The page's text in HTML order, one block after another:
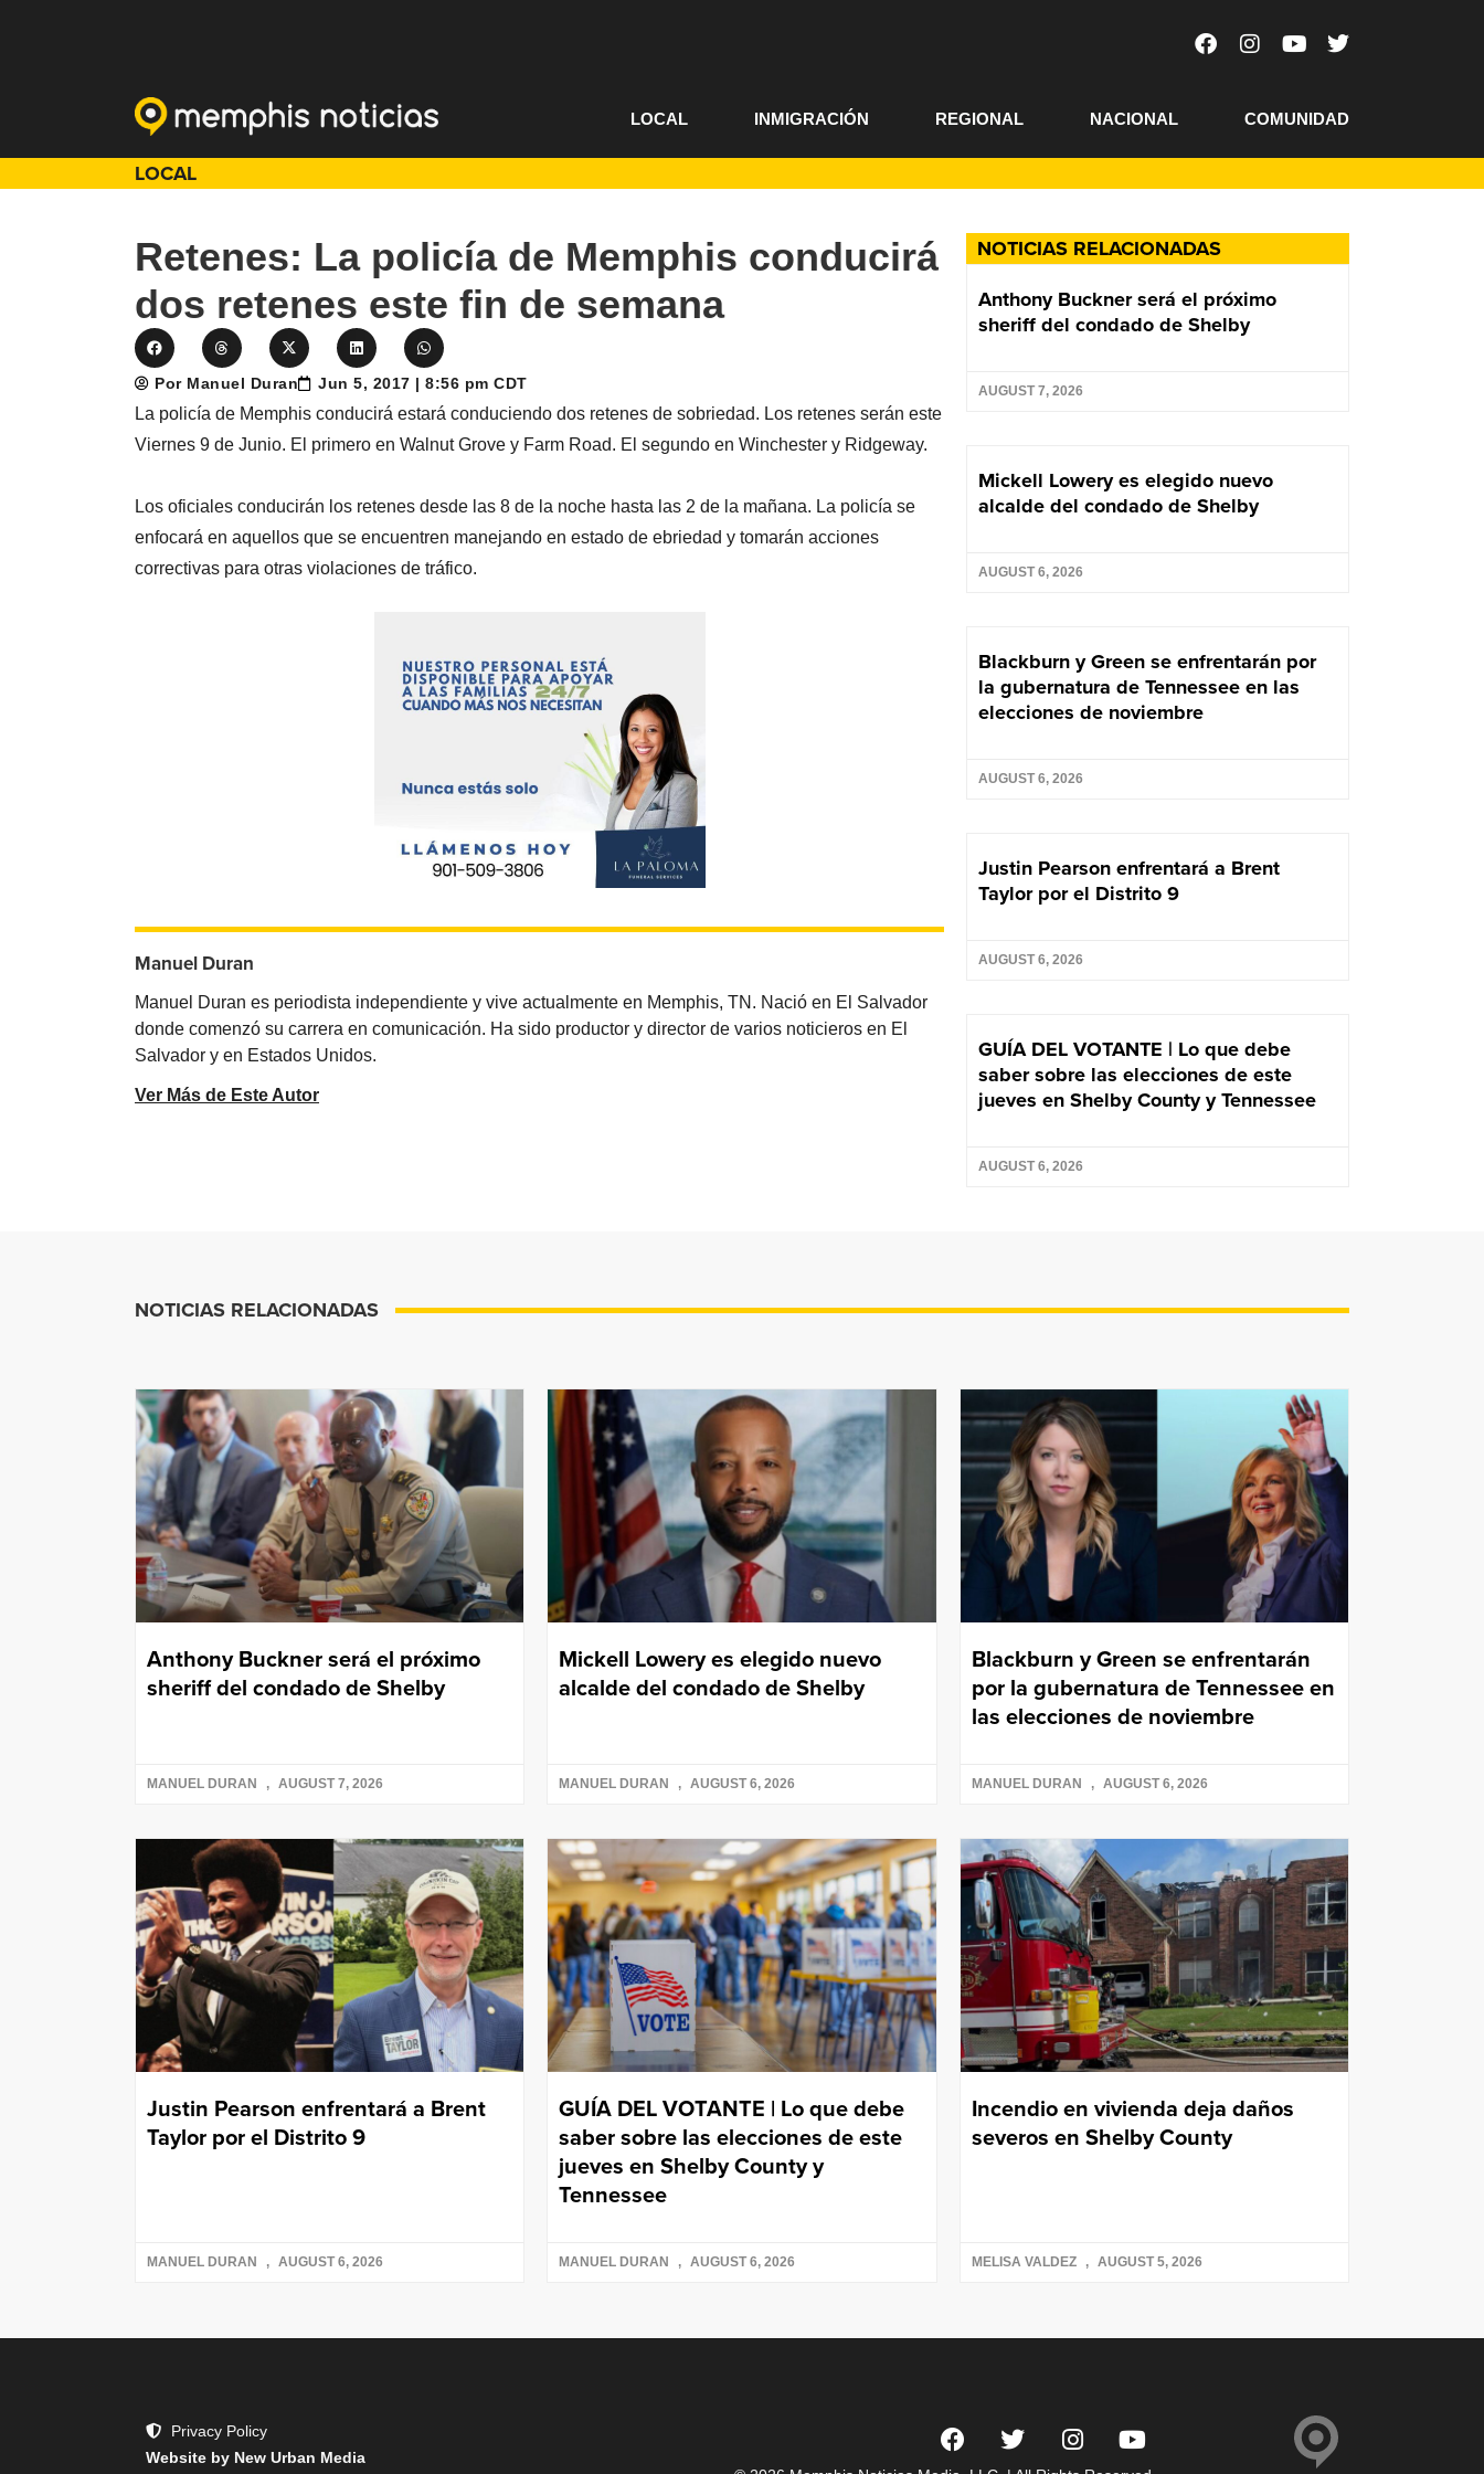
LOCAL INMIGRACIÓN REGIONAL NACIONAL COMUNIDAD
LOCAL
NOTICIAS RELACIONADAS
Anthony Buckner será el próximo
sheriff del condado de Shelby
AUGUST 7, 2026
Mickell Lowery es elegido nuevo
alcalde del condado de Shelby
AUGUST 6, 2026
Blackburn y Green se enfrentarán por
la gubernatura de Tennessee en las
elecciones de noviembre
AUGUST 6, 2026
Justin Pearson enfrentará a Brent
Taylor por el Distrito 9
AUGUST 6, 2026
GUÍA DEL VOTANTE | Lo que debe
saber sobre las elecciones de este
jueves en Shelby County y Tennessee
AUGUST 6, 2026
Retenes: La policía de Memphis conducirá
dos retenes este fin de semana
Por Manuel Duran Jun 5, 2017 | 8:56 pm CDT
La policía de Memphis conducirá estará conduciendo dos retenes de sobriedad. Los retenes serán este
Viernes 9 de Junio. El primero en Walnut Grove y Farm Road. El segundo en Winchester y Ridgeway.
Los oficiales conducirán los retenes desde las 8 de la noche hasta las 2 de la mañana. La policía se
enfocará en aquellos que se encuentren manejando en estado de ebriedad y tomarán acciones
correctivas para otras violaciones de tráfico.
Manuel Duran
Manuel Duran es periodista independiente y vive actualmente en Memphis, TN. Nació en El Salvador
donde comenzó su carrera en comunicación. Ha sido productor y director de varios noticieros en El
Salvador y en Estados Unidos.
Ver Más de Este Autor
NOTICIAS RELACIONADAS
Anthony Buckner será el próximo
sheriff del condado de Shelby
MANUEL DURAN AUGUST 7, 2026
Mickell Lowery es elegido nuevo
alcalde del condado de Shelby
MANUEL DURAN AUGUST 6, 2026
Blackburn y Green se enfrentarán
por la gubernatura de Tennessee en
las elecciones de noviembre
MANUEL DURAN AUGUST 6, 2026
Justin Pearson enfrentará a Brent
Taylor por el Distrito 9
MANUEL DURAN AUGUST 6, 2026
GUÍA DEL VOTANTE | Lo que debe
saber sobre las elecciones de este
jueves en Shelby County y
Tennessee
MANUEL DURAN AUGUST 6, 2026
Incendio en vivienda deja daños
severos en Shelby County
MELISA VALDEZ AUGUST 5, 2026
Privacy Policy
Website by New Urban Media